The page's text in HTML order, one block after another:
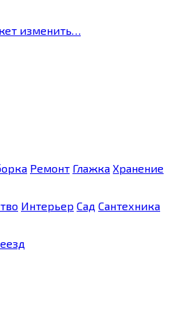
изменить…
Ремонт Глажка Хранение
Интерьер Сад Сантехника